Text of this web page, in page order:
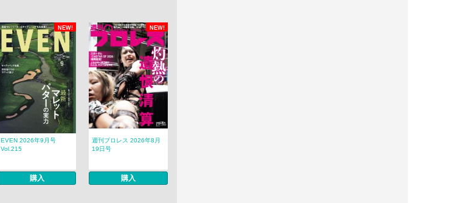
NEW! NEW!
EVEN 2026年9月号
Vol.215
購入
週刊プロレス 2026年8月
19日号
購入